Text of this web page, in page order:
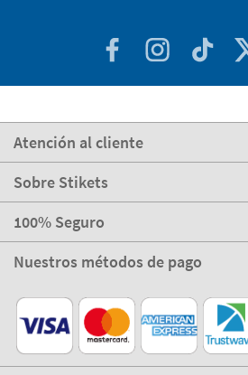
Atención al cliente
Sobre Stikets
100% Seguro
Nuestros métodos de pago